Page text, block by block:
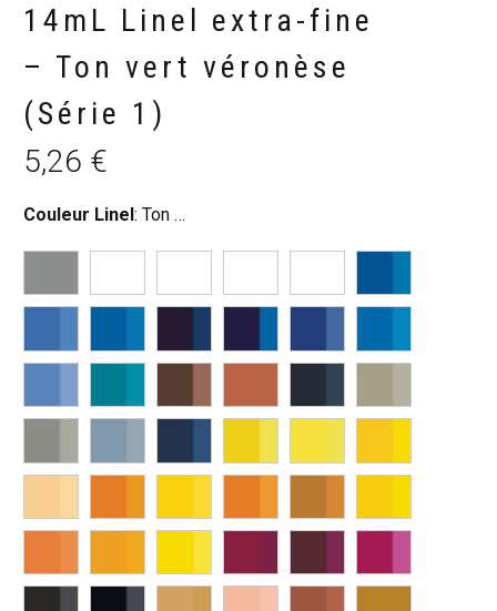
14mL Linel extra-fine
– Ton vert véronèse
(Série 1)
5,26 €
Couleur Linel: Ton vert véronèse (S1)